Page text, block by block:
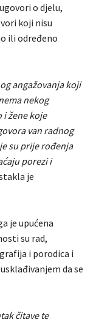
o djelu,
koji nisu
ili određeno
angažovanja koji
nekog
i žene koje
van radnog
su prije rođenja
porezi i
je
je upućena
su rad,
i porodica i
da se
čitave te